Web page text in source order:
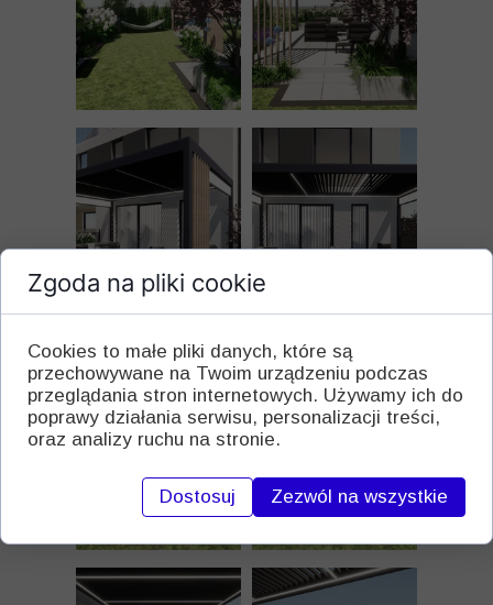
Zgoda na pliki cookie
Cookies to małe pliki danych, które są
przechowywane na Twoim urządzeniu podczas
przeglądania stron internetowych. Używamy ich do
poprawy działania serwisu, personalizacji treści,
oraz analizy ruchu na stronie.
Dostosuj Zezwól na wszystkie